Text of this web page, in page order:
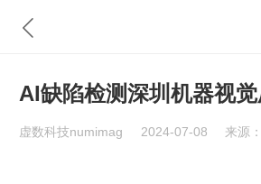
AI缺陷检测深圳机器视
虚数科技numimag 2024-07-08 来源